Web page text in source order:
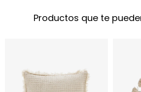
Productos que te